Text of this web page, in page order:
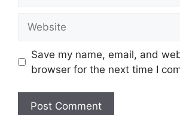
Save my name, email, and
browser for the next time I